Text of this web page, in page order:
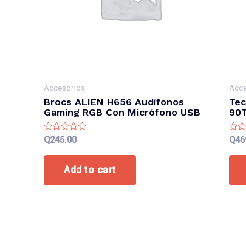
Accesorios
Brocs ALIEN H656 Audífonos
Gaming RGB Con Micrófono USB
Rated
out
Q245.00
Add to cart
out
Q